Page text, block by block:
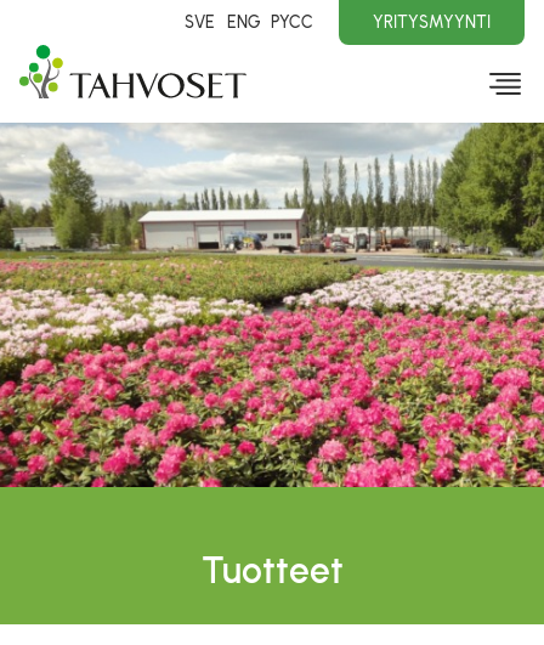
SVE ENG PYCC YRITYSMYYNTI
Tuotteet